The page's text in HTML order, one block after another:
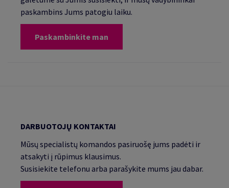
paskambins Jums patogiu laiku.
Paskambinkite man
DARBUOTOJŲ KONTAKTAI
Mūsų specialistų komandos pasiruošę jums padėti ir
atsakyti į rūpimus klausimus.
Susisiekite telefonu arba parašykite mums jau dabar.